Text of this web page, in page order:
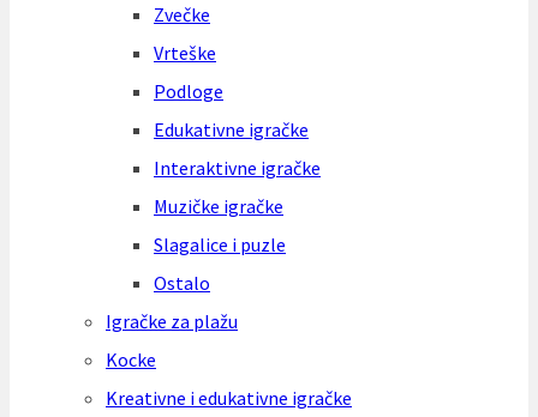
Zvečke
Vrteške
Podloge
Edukativne igračke
Interaktivne igračke
Muzičke igračke
Slagalice i puzle
Ostalo
Igračke za plažu
Kocke
Kreativne i edukativne igračke